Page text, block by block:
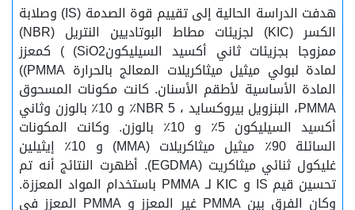
هدفت الدراسة الحالية إلى تقييم قوة الصدمة (IS) وصلابة
الكسر (KIC) لجزيئات مطاط البوتاديين النتريل (NBR)
ممزوجا بجزيئات ثاني أكسيد السيليكونSiO2) ) كمعزز
لمادة لبولي ميثيل ميثاكريلات المعالج بالحرارة PMMA))
المادة الأساسية لأطقم الأسنان. كانت مكونات المسحوق
PMMA، البنزويل بيروكسايد ، 5 NBR٪ و 10٪ بالوزن وثاني
أكسيد السيليكون 5٪ و 10٪ بالوزن. وكانت المكونات
السائلة 90٪ ميثيل ميثاكريلات (MMA) و 10٪ إيثيلين
غليكول ثنائي ميثاكريت (EGDMA). أظهرت النتائج أنه تم
تحسين قيم IS و KIC لـ PMMA باستخدام المواد المعززة.
وكان الفرق بين PMMA غير المعزز و PMMA المعزز في